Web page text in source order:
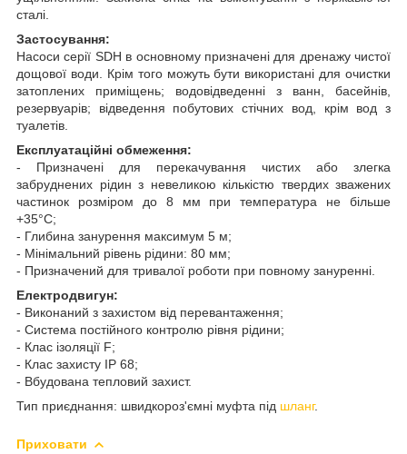
сталі.
Застосування:
Насоси серії SDH в основному призначені для дренажу чистої
дощової води. Крім того можуть бути використані для очистки
затоплених приміщень; водовідведенні з ванн, басейнів,
резервуарів; відведення побутових стічних вод, крім вод з
туалетів.
Експлуатаційні обмеження:
- Призначені для перекачування чистих або злегка
забруднених рідин з невеликою кількістю твердих зважених
частинок розміром до 8 мм при температура не більше
+35°С;
- Глибина занурення максимум 5 м;
- Мінімальний рівень рідини: 80 мм;
- Призначений для тривалої роботи при повному зануренні.
Електродвигун:
- Виконаний з захистом від перевантаження;
- Система постійного контролю рівня рідини;
- Клас ізоляції F;
- Клас захисту IP 68;
- Вбудована тепловий захист.
Тип приєднання: швидкороз'ємні муфта під шланг.
Приховати